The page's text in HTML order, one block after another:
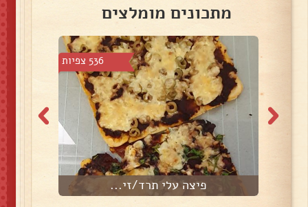
מתכונים מומלצים
536 צפיות
פיצה עלי תרד/זי...